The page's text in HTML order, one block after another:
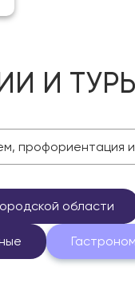
И
профориентация
области